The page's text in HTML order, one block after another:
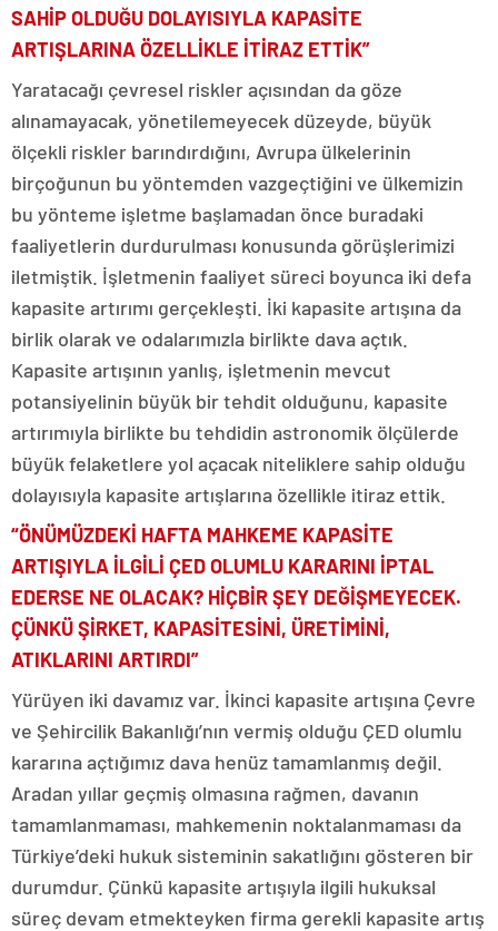
SAHİP OLDUĞU DOLAYISIYLA KAPASİTE
ARTIŞLARINA ÖZELLİKLE İTİRAZ ETTİK”
Yaratacağı çevresel riskler açısından da göze
alınamayacak, yönetilemeyecek düzeyde, büyük
ölçekli riskler barındırdığını, Avrupa ülkelerinin
birçoğunun bu yöntemden vazgeçtiğini ve ülkemizin
bu yönteme işletme başlamadan önce buradaki
faaliyetlerin durdurulması konusunda görüşlerimizi
iletmiştik. İşletmenin faaliyet süreci boyunca iki defa
kapasite artırımı gerçekleşti. İki kapasite artışına da
birlik olarak ve odalarımızla birlikte dava açtık.
Kapasite artışının yanlış, işletmenin mevcut
potansiyelinin büyük bir tehdit olduğunu, kapasite
artırımıyla birlikte bu tehdidin astronomik ölçülerde
büyük felaketlere yol açacak niteliklere sahip olduğu
dolayısıyla kapasite artışlarına özellikle itiraz ettik.
“ÖNÜMÜZDEKİ HAFTA MAHKEME KAPASİTE
ARTIŞIYLA İLGİLİ ÇED OLUMLU KARARINI İPTAL
EDERSE NE OLACAK? HİÇBİR ŞEY DEĞİŞMEYECEK.
ÇÜNKÜ ŞİRKET, KAPASİTESİNİ, ÜRETİMİNİ,
ATIKLARINI ARTIRDI”
Yürüyen iki davamız var. İkinci kapasite artışına Çevre
ve Şehircilik Bakanlığı’nın vermiş olduğu ÇED olumlu
kararına açtığımız dava henüz tamamlanmış değil.
Aradan yıllar geçmiş olmasına rağmen, davanın
tamamlanmaması, mahkemenin noktalanmaması da
Türkiye’deki hukuk sisteminin sakatlığını gösteren bir
durumdur. Çünkü kapasite artışıyla ilgili hukuksal
süreç devam etmekteyken firma gerekli kapasite artış